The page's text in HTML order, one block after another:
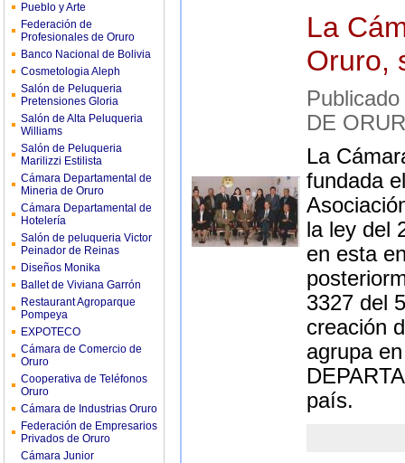
Pueblo y Arte
Federación de
Profesionales de Oruro
Banco Nacional de Bolivia
Cosmetologia Aleph
Salón de Peluqueria
Pretensiones Gloria
Salón de Alta Peluqueria
Williams
Salón de Peluqueria
Marilizzi Estilista
Cámara Departamental de
Mineria de Oruro
Cámara Departamental de
Hotelería
Salón de peluqueria Victor
Peinador de Reinas
Diseños Monika
Ballet de Viviana Garrón
Restaurant Agroparque
Pompeya
EXPOTECO
Cámara de Comercio de
Oruro
Cooperativa de Teléfonos
Oruro
Cámara de Industrias Oruro
Federación de Empresarios
Privados de Oruro
Cámara Junior
La
Oruro,
DE
La
fundada
la ley del
en esta
3327 del
creación
agrupa
país.